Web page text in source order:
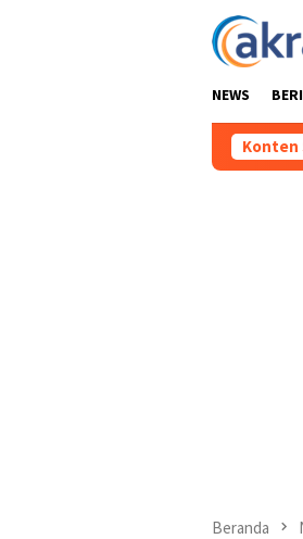
NEWS
Konten
Polisi Tetapkan 3 Orang
Beranda